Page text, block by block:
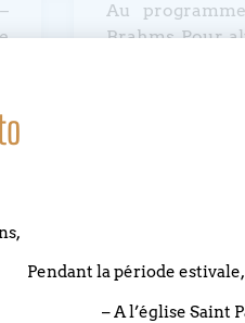
Au
Brahms Pour
19 janvier 2021
Pendant la période
– A l’église Saint